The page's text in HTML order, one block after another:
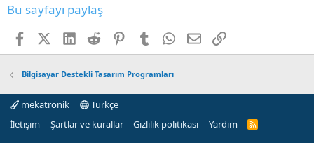
Bu sayfayı paylaş
FacebookX (Twitter)
LinkedIn
Reddit PinterestTumblr WhatsApp
E-postaLink
Bilgisayar Destekli Tasarım Programları
mekatronik
Türkçe
İletişim
Şartlar ve kurallar Gizlilik politikası Yardım
R